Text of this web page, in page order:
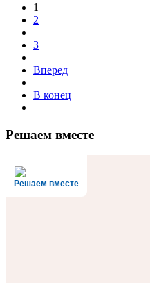
1
2
3
Вперед
В конец
Решаем вместе
Решаем вместе